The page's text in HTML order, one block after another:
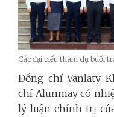
Các đại biểu tham dự buổi
Đồng chí Vanlaty
chí Alunmay có
lý luận chính trị